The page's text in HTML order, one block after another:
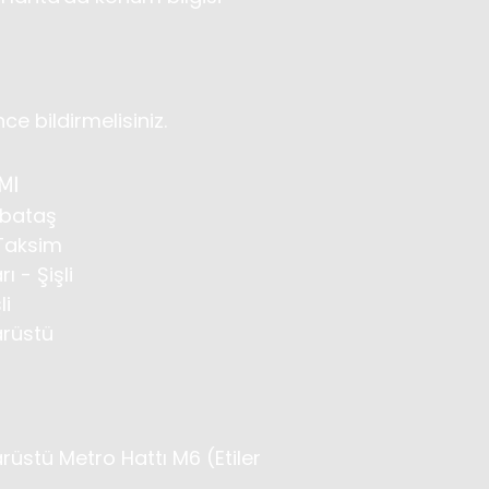
bildirmelisiniz.
- Şişli
Metro Hattı M6 (Etiler